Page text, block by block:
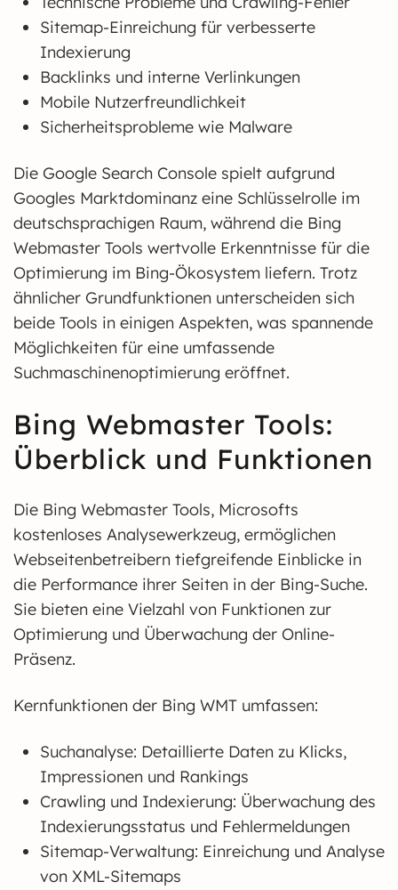
Sitemap-Einreichung für verbesserte
Indexierung
Backlinks und interne Verlinkungen
Mobile Nutzerfreundlichkeit
Sicherheitsprobleme wie Malware
Die Google Search Console spielt aufgrund
Googles Marktdominanz eine Schlüsselrolle im
deutschsprachigen Raum, während die Bing
Webmaster Tools wertvolle Erkenntnisse für die
Optimierung im Bing-Ökosystem liefern. Trotz
ähnlicher Grundfunktionen unterscheiden sich
beide Tools in einigen Aspekten, was spannende
Möglichkeiten für eine umfassende
Suchmaschinenoptimierung eröffnet.
Bing Webmaster Tools:
Überblick und Funktionen
Die Bing Webmaster Tools, Microsofts
kostenloses Analysewerkzeug, ermöglichen
Webseitenbetreibern tiefgreifende Einblicke in
die Performance ihrer Seiten in der Bing-Suche.
Sie bieten eine Vielzahl von Funktionen zur
Optimierung und Überwachung der Online-
Präsenz.
Kernfunktionen der Bing WMT umfassen:
Suchanalyse: Detaillierte Daten zu Klicks,
Impressionen und Rankings
Crawling und Indexierung: Überwachung des
Indexierungsstatus und Fehlermeldungen
Sitemap-Verwaltung: Einreichung und Analyse
von XML-Sitemaps